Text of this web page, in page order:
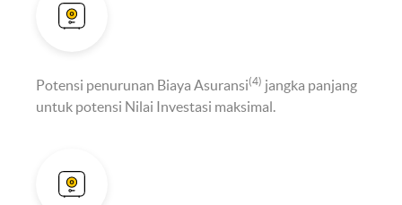
Potensi penurunan Biaya Asuransi(4) jangka panjang
untuk potensi Nilai Investasi maksimal.